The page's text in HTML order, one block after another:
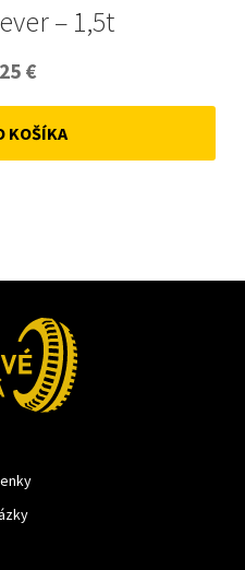
– 1,5t
25 €
price
is:
KOŠÍKA